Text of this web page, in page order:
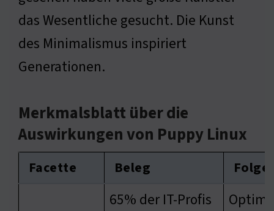
das Wesentliche gesucht. Die Kunst
des Minimalismus inspiriert
Generationen.
Merkmalsblatt über die
Auswirkungen von Puppy Linux
Facette Beleg Folge
65% der IT-Profis